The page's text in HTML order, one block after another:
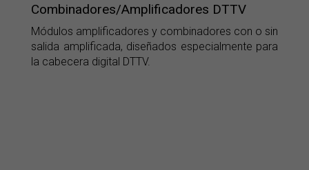
Combinadores/Amplificadores DTTV
Módulos amplificadores y combinadores con o sin
salida amplificada, diseñados especialmente para
la cabecera digital DTTV.